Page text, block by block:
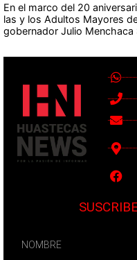
En el marco del 20
las y los Adultos Mayores
gobernador Julio Menchaca